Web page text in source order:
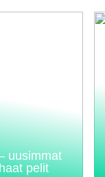
uusimmat
pelit